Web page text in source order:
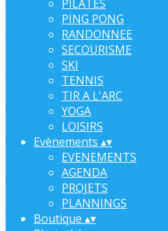
PILATES
PING PONG
RANDONNEE
SECOURISME
SKI
TENNIS
TIR A L'ARC
YOGA
LOISIRS
Evènements ▴▾
EVENEMENTS
AGENDA
PROJETS
PLANNINGS
Boutique ▴▾